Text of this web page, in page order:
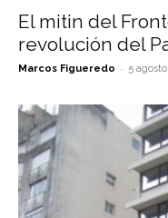
El mitin del
revolución del
Marcos Figueredo - 5